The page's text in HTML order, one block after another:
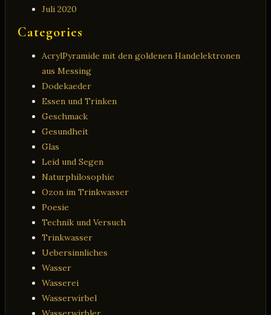
Juli 2020
Categories
AcrylPyramide mit den goldenen Handelektronen
aus Messing
Dodekaeder
Essen und Trinken
Geschmack
Gesundheit
Glas
Leid und Segen
Naturphilosophie
Ozon im Trinkwasser
Poesie
Technik und Versuch
Trinkwasser
Uebersinnliches
Wasser
Wasserei
Wasserwirbel